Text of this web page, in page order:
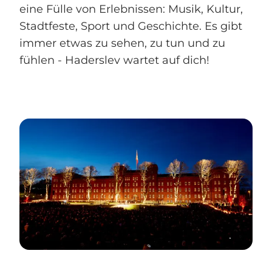
eine Fülle von Erlebnissen: Musik, Kultur,
Stadtfeste, Sport und Geschichte. Es gibt
immer etwas zu sehen, zu tun und zu
fühlen - Haderslev wartet auf dich!